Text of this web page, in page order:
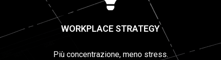
WORKPLACE STRATEGY
Più concentrazione, meno stress.